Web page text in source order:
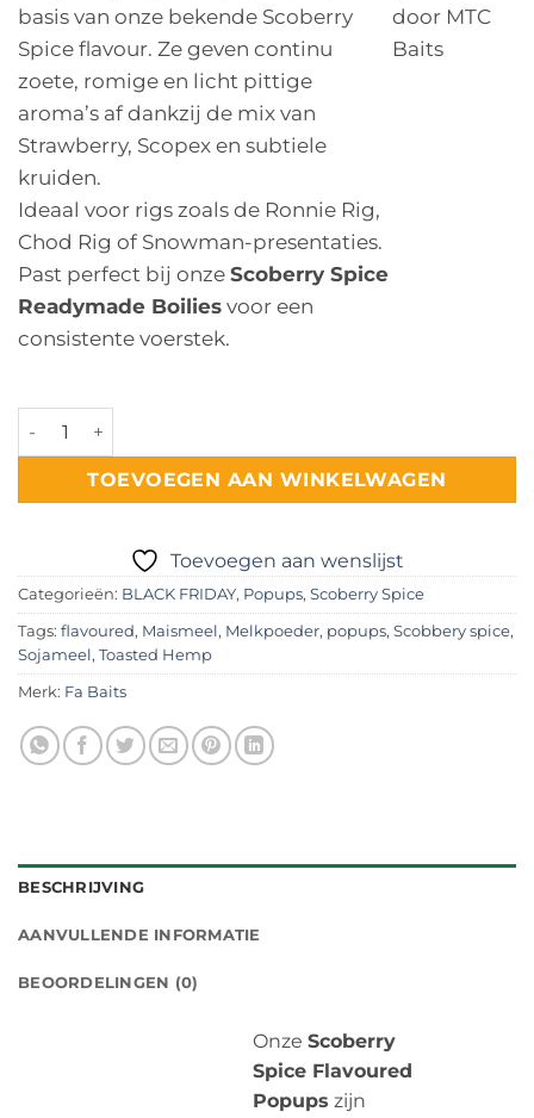
basis van onze bekende Scoberry
Spice flavour. Ze geven continu
zoete, romige en licht pittige
aroma’s af dankzij de mix van
Strawberry, Scopex en subtiele
kruiden.
Ideaal voor rigs zoals de Ronnie Rig,
Chod Rig of Snowman-presentaties.
Past perfect bij onzeScoberry Spice
Readymade Boiliesvoor een
consistente voerstek.
door MTC
Baits
Scoberry Spice Flavoured Popups aantal
TOEVOEGEN AAN WINKELWAGEN
Toevoegen aan wenslijst
Categorieën: BLACK FRIDAY, Popups, Scoberry Spice
Tags: flavoured, Maismeel, Melkpoeder, popups, Scobbery spice,
Sojameel, Toasted Hemp
Merk: Fa Baits
BESCHRIJVING
AANVULLENDE INFORMATIE
BEOORDELINGEN (0)
Onze Scoberry
Spice Flavoured
Popups zijn